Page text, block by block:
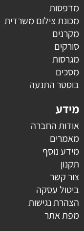
מדפסות
מכונת צילום משרדית
מקרנים
סורקים
מגרסות
מסכים
בוסטר התנעה
מידע
אודות החברה
מאמרים
מידע נוסף
תקנון
צור קשר
ביטול עסקה
הצהרת נגישות
מפת אתר